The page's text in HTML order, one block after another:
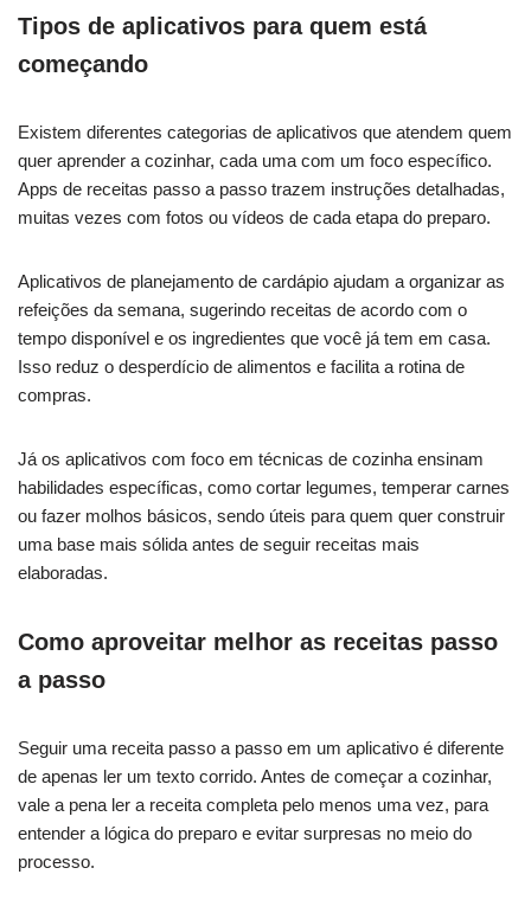
Tipos de aplicativos para quem está
começando
Existem diferentes categorias de aplicativos que atendem quem
quer aprender a cozinhar, cada uma com um foco específico.
Apps de receitas passo a passo trazem instruções detalhadas,
muitas vezes com fotos ou vídeos de cada etapa do preparo.
Aplicativos de planejamento de cardápio ajudam a organizar as
refeições da semana, sugerindo receitas de acordo com o
tempo disponível e os ingredientes que você já tem em casa.
Isso reduz o desperdício de alimentos e facilita a rotina de
compras.
Já os aplicativos com foco em técnicas de cozinha ensinam
habilidades específicas, como cortar legumes, temperar carnes
ou fazer molhos básicos, sendo úteis para quem quer construir
uma base mais sólida antes de seguir receitas mais
elaboradas.
Como aproveitar melhor as receitas passo
a passo
Seguir uma receita passo a passo em um aplicativo é diferente
de apenas ler um texto corrido. Antes de começar a cozinhar,
vale a pena ler a receita completa pelo menos uma vez, para
entender a lógica do preparo e evitar surpresas no meio do
processo.